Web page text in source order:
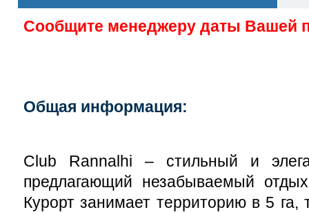
Сообщите менеджеру даты Вашей
Общая информация:
Club Rannalhi – стильный и
предлагающий незабываемый
Курорт занимает территорию в 5 га,